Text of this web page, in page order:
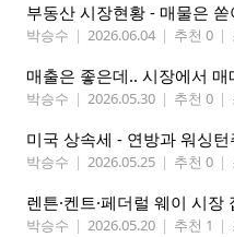
부동산 시장현황 - 매물은
박승수 | 2026.06.04 | 추천 0 |
매출은 좋은데.. 시장에서 매
박승수 | 2026.05.30 | 추천 0 |
미국 상속세 - 연방과 워싱턴
박승수 | 2026.05.25 | 추천 0 |
렌튼·켄트·페더럴 웨이 시장
박승수 | 2026.05.20 | 추천 1 |